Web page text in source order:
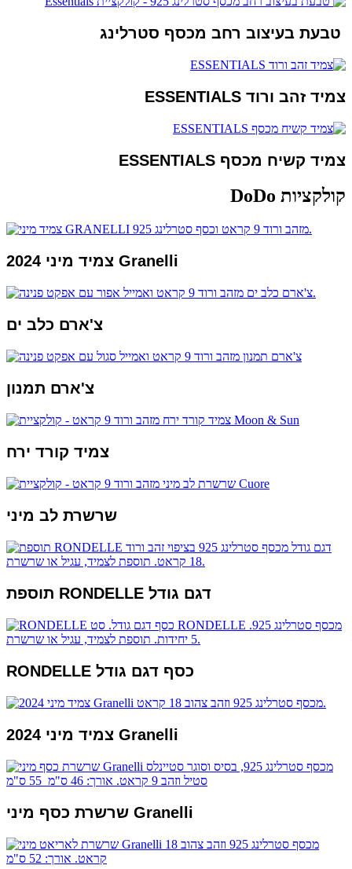
טבעת בעיצוב רחב מכסף סטרלינג
צמיד זהב ורוד ESSENTIALS
צמיד קשיח מכסף ESSENTIALS
קולקציות DoDo
2024 צמיד מיני Granelli
צ'ארם כלב ים
צ'ארם תמנון
צמיד קורד ירח
שרשרת לב מיני
תוספת RONDELLE דגם גודל
RONDELLE כסף דגם גודל
2024 צמיד מיני Granelli
שרשרת כסף מיני Granelli